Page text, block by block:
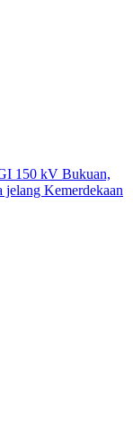
150 kV Bukuan,
Kemerdekaan